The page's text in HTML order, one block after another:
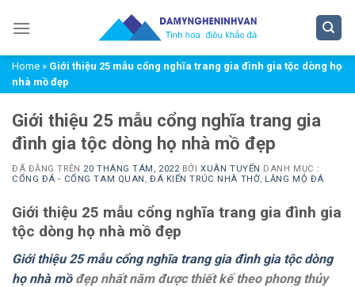
đến
dungHome » Giới thiệu 25 mẫu cổng nghĩa trang gia đình gia tộc dòng họ
nhà mồ đẹp
Giới thiệu 25 mẫu cổng nghĩa trang gia
đình gia tộc dòng họ nhà mồ đẹp
ĐÃ ĐĂNG TRÊN 20 THÁNG TÁM, 2022 BỞIXUÂN TUYỂN
DANH MỤC :
CỔNG ĐÁ - CỔNG TAM QUAN ,ĐÁ KIẾN TRÚC NHÀ THỜ, LĂNG MỘ ĐÁ
Giới thiệu 25 mẫu cổng nghĩa trang gia đình gia
tộc dòng họ nhà mồ đẹp
Giới thiệu 25 mẫu cổng nghĩa trang gia đình gia tộc dòng
họ nhà mồđẹp nhất năm được thiết kế theo phong thủy